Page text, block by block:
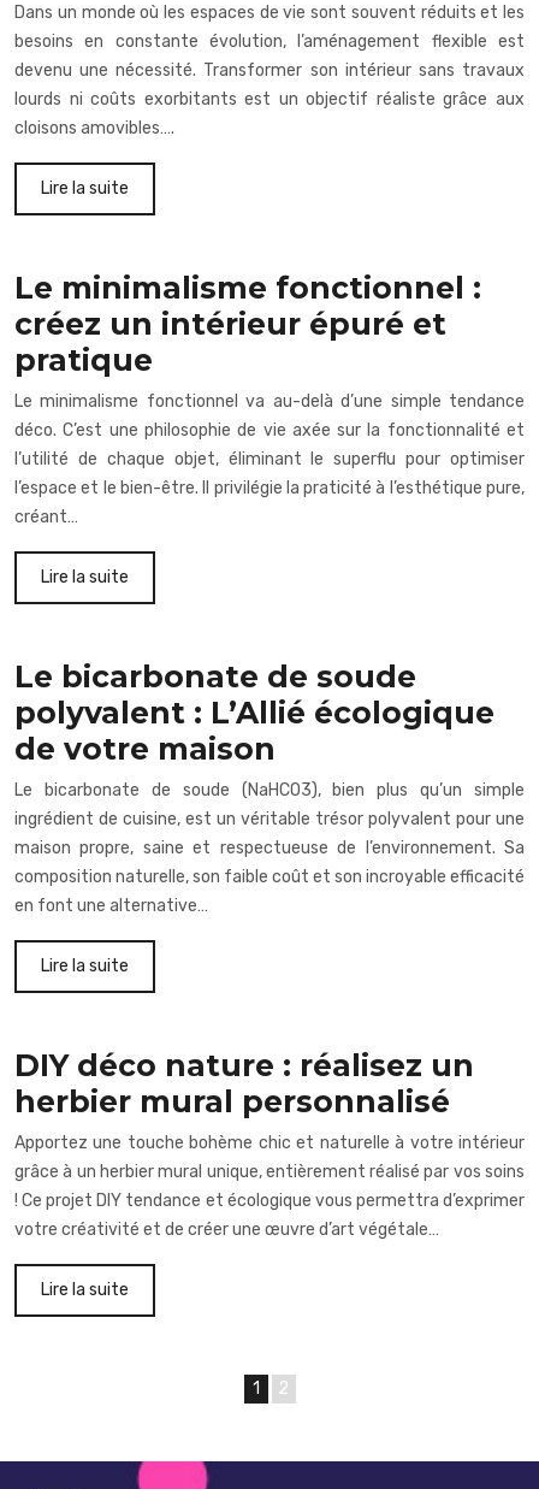
Dans un monde où les espaces de vie sont souvent réduits et les
besoins en constante évolution, l’aménagement flexible est
devenu une nécessité. Transformer son intérieur sans travaux
lourds ni coûts exorbitants est un objectif réaliste grâce aux
cloisons amovibles….
Lire la suite
Le minimalisme fonctionnel :
créez un intérieur épuré et
pratique
Le minimalisme fonctionnel va au-delà d’une simple tendance
déco. C’est une philosophie de vie axée sur la fonctionnalité et
l’utilité de chaque objet, éliminant le superflu pour optimiser
l’espace et le bien-être. Il privilégie la praticité à l’esthétique pure,
créant…
Lire la suite
Le bicarbonate de soude
polyvalent : L’Allié écologique
de votre maison
Le bicarbonate de soude (NaHCO3), bien plus qu’un simple
ingrédient de cuisine, est un véritable trésor polyvalent pour une
maison propre, saine et respectueuse de l’environnement. Sa
composition naturelle, son faible coût et son incroyable efficacité
en font une alternative…
Lire la suite
DIY déco nature : réalisez un
herbier mural personnalisé
Apportez une touche bohème chic et naturelle à votre intérieur
grâce à un herbier mural unique, entièrement réalisé par vos soins
! Ce projet DIY tendance et écologique vous permettra d’exprimer
votre créativité et de créer une œuvre d’art végétale…
Lire la suite
1 2